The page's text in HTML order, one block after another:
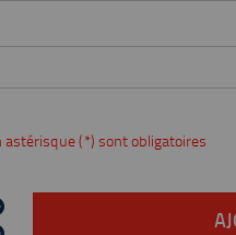
astérisque (*) sont obligatoires